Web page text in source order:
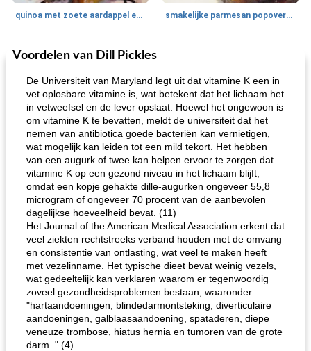
quinoa met zoete aardappel en champignons smakelijke parmesan popovers (gezonder!)
40min
One Dish Meal
gemakkelijke rijst en hamburger een gerecht diner
Voordelen van Dill Pickles
De Universiteit van Maryland legt uit dat vitamine K een in
vet oplosbare vitamine is, wat betekent dat het lichaam het
in vetweefsel en de lever opslaat. Hoewel het ongewoon is
om vitamine K te bevatten, meldt de universiteit dat het
nemen van antibiotica goede bacteriën kan vernietigen,
wat mogelijk kan leiden tot een mild tekort. Het hebben
van een augurk of twee kan helpen ervoor te zorgen dat
vitamine K op een gezond niveau in het lichaam blijft,
omdat een kopje gehakte dille-augurken ongeveer 55,8
microgram of ongeveer 70 procent van de aanbevolen
dagelijkse hoeveelheid bevat. (11)
Het Journal of the American Medical Association erkent dat
veel ziekten rechtstreeks verband houden met de omvang
en consistentie van ontlasting, wat veel te maken heeft
met vezelinname. Het typische dieet bevat weinig vezels,
wat gedeeltelijk kan verklaren waarom er tegenwoordig
zoveel gezondheidsproblemen bestaan, waaronder
"hartaandoeningen, blindedarmontsteking, diverticulaire
aandoeningen, galblaasaandoening, spataderen, diepe
veneuze trombose, hiatus hernia en tumoren van de grote
darm. " (4)